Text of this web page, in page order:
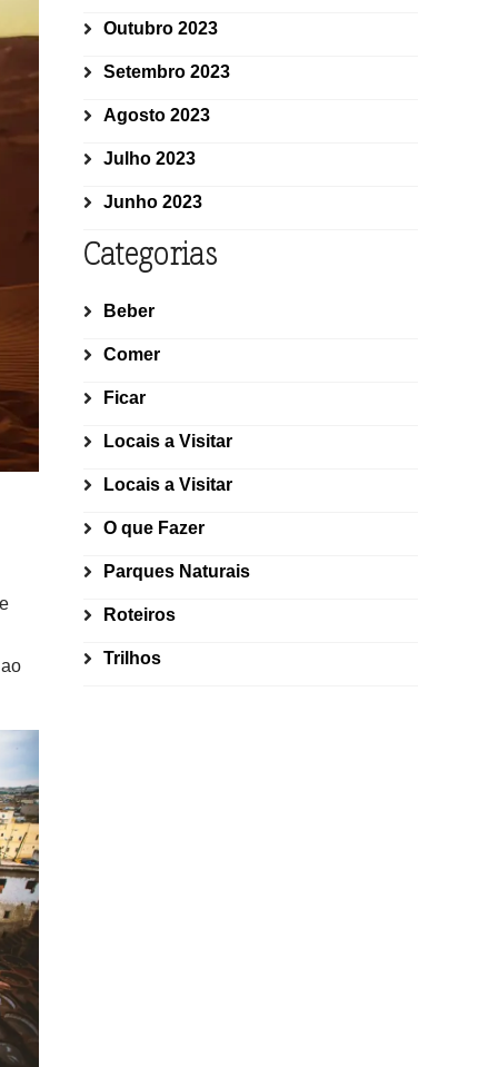
Outubro 2023
Setembro 2023
Agosto 2023
Julho 2023
Junho 2023
Categorias
Beber
Comer
Ficar
Locais a Visitar
Locais a Visitar
O que Fazer
Parques Naturais
Roteiros
Trilhos